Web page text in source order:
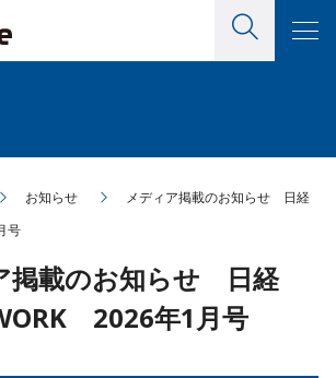
お知らせ
メディア掲載のお知らせ 日経
号
掲載のお知らせ 日経
2026年1月号